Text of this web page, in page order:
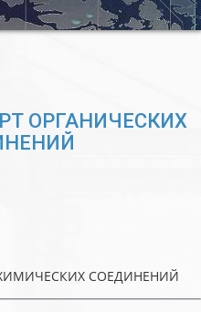
ОРГАНИЧЕСКИХ
СОЕДИНЕНИЙ